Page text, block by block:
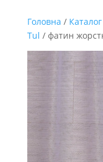
Головна /
Tul / фатин